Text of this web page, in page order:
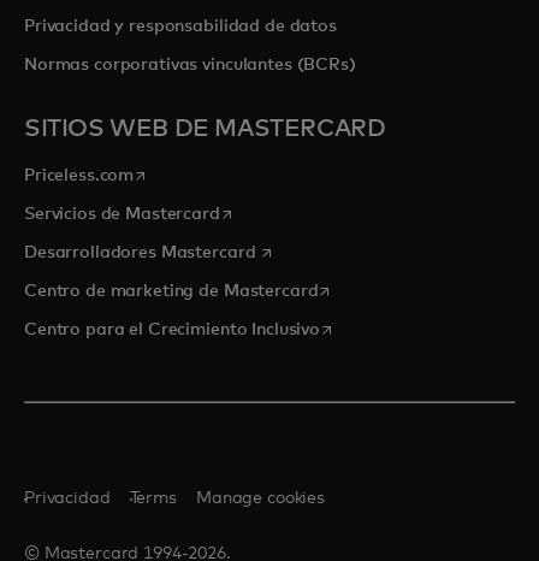
Privacidad y responsabilidad de datos
Normas corporativas vinculantes (BCRs)
SITIOS WEB DE MASTERCARD
Priceless.com se abre en una pestaña nueva
Servicios de Mastercardse abre en una pestaña nueva
Desarrolladores Mastercard se abre en una pestaña nueva
Centro de marketing de Mastercardse abre en una pestaña
Centro para el Crecimiento Inclusivose abre en una pestaña
© Mastercard 1994-2026.
Privacidad Terms Manage cookies